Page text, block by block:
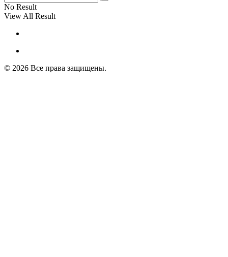
No Result
View All Result
© 2026 Все права защищены.